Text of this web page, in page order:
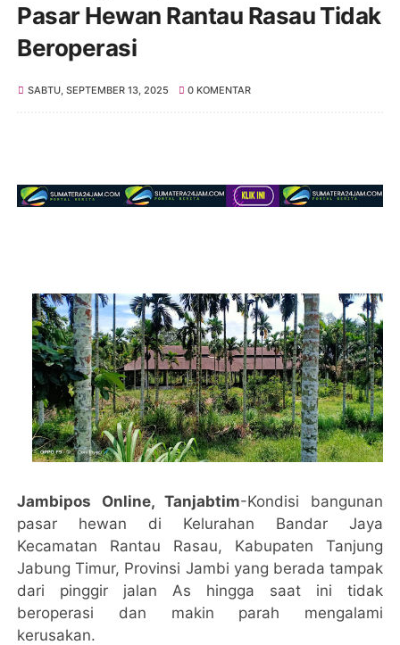
Pasar Hewan Rantau Rasau Tidak
Beroperasi
SABTU, SEPTEMBER 13, 2025 0 KOMENTAR
Jambipos Online, Tanjabtim-Kondisi bangunan
pasar hewan di Kelurahan Bandar Jaya
Kecamatan Rantau Rasau, Kabupaten Tanjung
Jabung Timur, Provinsi Jambi yang berada tampak
dari pinggir jalan As hingga saat ini tidak
beroperasi dan makin parah mengalami
kerusakan.